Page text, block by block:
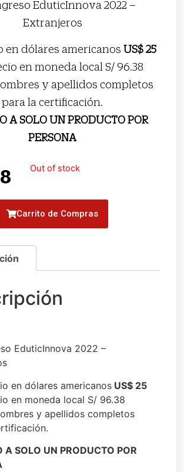
EduticInnova 2022 –
Extranjeros
en dólares americanos US$ 25
en moneda local S/ 96.38
y apellidos completos
para la certificación.
A SOLO UN PRODUCTO POR
PERSONA
Out of stock
Carrito de Compras
EduticInnova 2022 –
en dólares americanos US$ 25
en moneda local S/ 96.38
y apellidos completos
A SOLO UN PRODUCTO POR